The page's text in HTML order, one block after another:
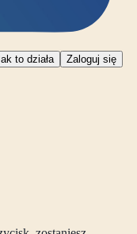
to działa Zaloguj się